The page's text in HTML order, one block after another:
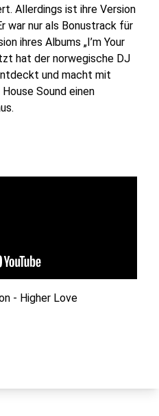
Allerdings ist ihre Version
war nur als Bonustrack für
ihres Albums „I’m Your
hat der norwegische DJ
und macht mit
Sound einen
- Higher Love